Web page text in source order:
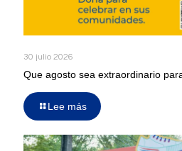
30 julio 2026
Que agosto sea extraordinario
Lee más